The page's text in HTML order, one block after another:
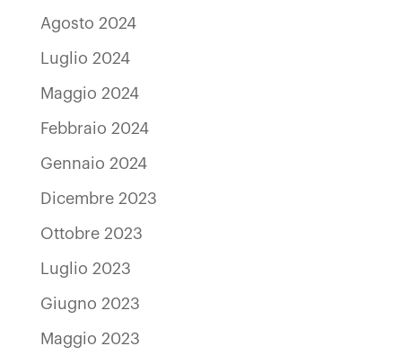
Agosto 2024
Luglio 2024
Maggio 2024
Febbraio 2024
Gennaio 2024
Dicembre 2023
Ottobre 2023
Luglio 2023
Giugno 2023
Maggio 2023